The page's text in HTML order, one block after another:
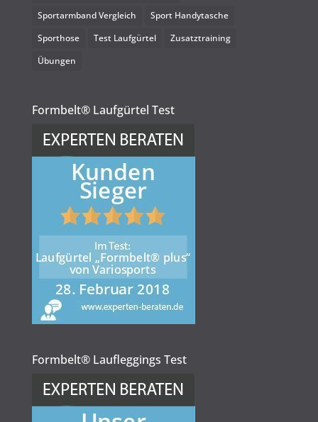
Sportarmband Vergleich
Sport Handytasche
Sporthose
Test Laufgürtel
Zusatztraining
Übungen
Formbelt® Laufgürtel Test
Formbelt® Laufleggings Test